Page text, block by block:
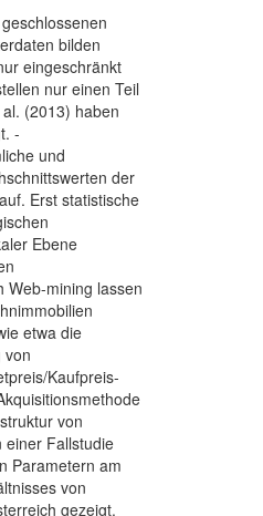
bilden
eingeschränkt
nur einen Teil
(2013) haben
-
und
der
Erst statistische
Ebene
Web-mining lassen
etwa die
von
Kaufpreis-
von
einer Fallstudie
Parametern am
von
gezeigt.